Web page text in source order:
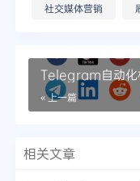
社交媒体营销
Telegram自动化
轻松
« 上一篇
相关文章